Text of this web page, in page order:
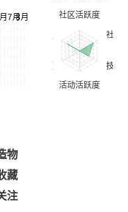
物
藏
注